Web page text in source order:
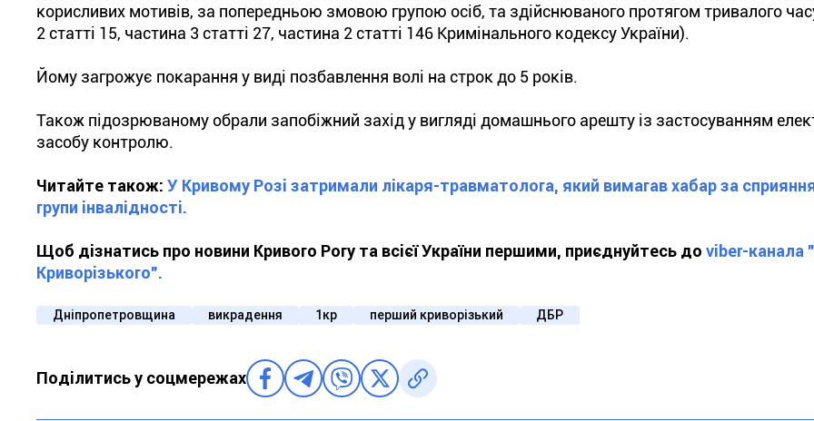
корисливих мотивів, за попередньою змовою групою осіб, та здійснюваного протягом тривалого
2 статті 15, частина 3 статті 27, частина 2 статті 146 Кримінального кодексу України).
Йому загрожує покарання у виді позбавлення волі на строк до 5 років.
Також підозрюваному обрали запобіжний захід у вигляді домашнього арешту із застосуванням
засобу контролю.
Читайте також: У Кривому Розі затримали лікаря-травматолога, який вимагав хабар за
групи інвалідності.
Щоб дізнатись про новини Кривого Рогу та всієї України першими, приєднуйтесь до viber-канала
Криворізького".
Дніпропетровщина викрадення 1кр перший криворізький ДБР
Поділитись у соцмережах